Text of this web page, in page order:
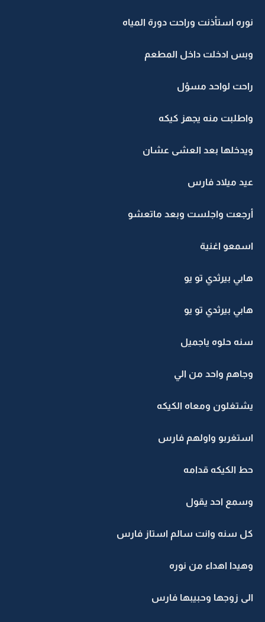
نوره استأذنت وراحت دورة المياه
وبس ادخلت داخل المطعم
راحت لواحد مسؤل
واطلبت منه يجهز كيكه
ويدخلها بعد العشى عشان
عيد ميلاد فارس
أرجعت واجلست وبعد ماتعشو
اسمعو اغنية
هابي بيرثدي تو يو
هابي بيرثدي تو يو
سنه حلوه ياجميل
وجاهم واحد من الي
يشتغلون ومعاه الكيكه
استغربو واولهم فارس
حط الكيكه قدامه
وسمع احد يقول
كل سنه وانت سالم استاز فارس
وهيدا اهداء من نوره
الى زوجها وحبيبها فارس